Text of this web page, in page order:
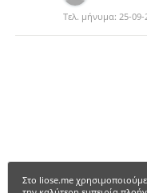
Τελ. μήνυμα: 25-09-
Στο liose.me